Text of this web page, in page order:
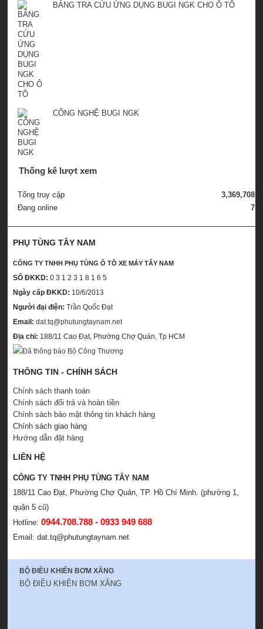
BỘ ĐIỀU KHIỂN BƠM XĂNG
BỘ ĐIỀU KHIỂN BƠM XĂNG
BẢNG TRA CỨU ỨNG DỤNG BUGI NGK CHO Ô TÔ
CÔNG NGHỆ BUGI NGK
Thống kê lượt xem
Tổng truy cập
3,369,708
Đang online
7
PHỤ TÙNG TÂY NAM
CÔNG TY TNHH PHỤ TÙNG Ô TÔ XE MÁY TÂY NAM
SỐ ĐKKD: 0 3 1 2 3 1 8 1 6 5
Ngày cấp ĐKKD: 10/6/2013
Người đại điện: Trần Quốc Đạt
Email: dat.tq@phutungtaynam.net
Địa chỉ: 188/11 Cao Đạt, Phường Chợ Quán, Tp HCM
THÔNG TIN - CHÍNH SÁCH
Chính sách thanh toán
Chính sách đổi trả và hoàn tiền
Chính sách bảo mật thông tin khách hàng
Chính sách giao hàng
Hướng dẫn đặt hàng
LIÊN HỆ
CÔNG TY TNHH PHỤ TÙNG TÂY NAM
188/11 Cao Đạt, Phường Chợ Quán, TP. Hồ Chí Minh. (phường 1,
quận 5 cũ)
Hotline: 0944.708.788 - 0933 949 688
Email: dat.tq@phutungtaynam.net